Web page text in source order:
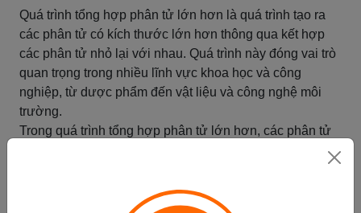
Quá trình tổng hợp phân tử lớn hơn là quá trình tạo ra
các phân tử có kích thước lớn hơn thông qua kết hợp
các phân tử nhỏ lại với nhau. Quá trình này đóng vai trò
quan trọng trong nhiều lĩnh vực khoa học và công
nghiệp, từ dược phẩm đến vật liệu và công nghệ môi
trường.
Trong quá trình tổng hợp phân tử lớn hơn, các phân tử
nhỏ được kết hợp lại thông qua các phản ứng hóa học.
hơn: phương pháp tổng hợp đơn giản và phương pháp